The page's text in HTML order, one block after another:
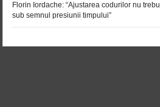
Florin Iordache: “Ajustarea codurilor nu
sub semnul presiunii timpului”